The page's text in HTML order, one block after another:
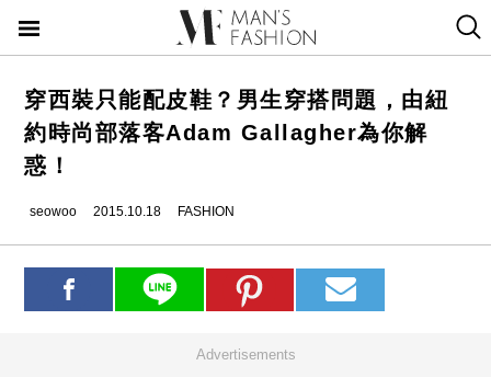
穿西裝只能配皮鞋？男生穿搭問題，由紐
約時尚部落客Adam Gallagher為你解
惑！
seowoo 2015.10.18 FASHION
Advertisements